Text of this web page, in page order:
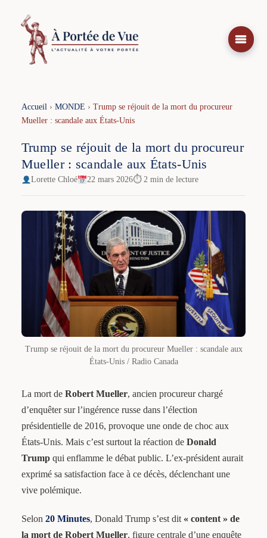
contenu
Accueil› MONDE › Trump se réjouit de la mort du procureur
Mueller : scandale aux États-Unis
Trump se réjouit de la mort du procureur
Mueller : scandale aux États-Unis
Lorette Chloé 22 mars 2026⏱ 2 min de lecture
Trump se réjouit de la mort du procureur Mueller : scandale aux
États-Unis / Radio Canada
La mort de Robert Mueller, ancien procureur chargé
d’enquêter sur l’ingérence russe dans l’élection
présidentielle de 2016, provoque une onde de choc aux
États-Unis. Mais c’est surtout la réaction de Donald
Trumpqui enflamme le débat public. L’ex-président aurait
exprimé sa satisfaction face à ce décès, déclenchant une
vive polémique.
Selon 20 Minutes, Donald Trump s’est dit « content » de
la mort de Robert Mueller, figure centrale d’une enquête